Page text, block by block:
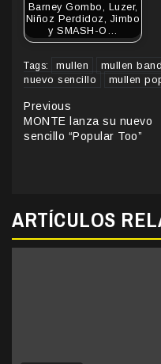
Barney Gombo, Luzer,
Niñoz Perdidoz, Jimbo
y SMASH-O…
Tags: mullen mullen
nuevo sencillo
mullen
Continue
Reading
Previous
MONTE lanza su nuevo
sencillo “Popular Too”
ARTÍCULOS